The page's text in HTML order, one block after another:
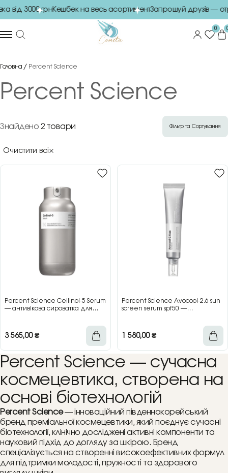
від 3000 грнКешбек на весь асортиментЗапрошуй друзів —
0
Головна Percent Science
Percent Science — сучасна
космецевтика, створена на
основі біотехнологій
Percent Science— інноваційний південнокорейський
бренд преміальної космецевтики, який поєднує сучасні
біотехнології, клінічно досліджені активні компоненти та
науковий підхід до догляду за шкірою. Бренд
спеціалізується на створенні високоефективних формул
для підтримки молодості, пружності та здорового
Percent Science
Знайдено 2 товари Фільтр та Сортування
Очистити всі
Percent Science Cellinol-5 Serum
— антивікова сироватка для
3 565,00₴
Percent Science Avocool-2.6 sun
screen serum spf50 —
1 580,00₴